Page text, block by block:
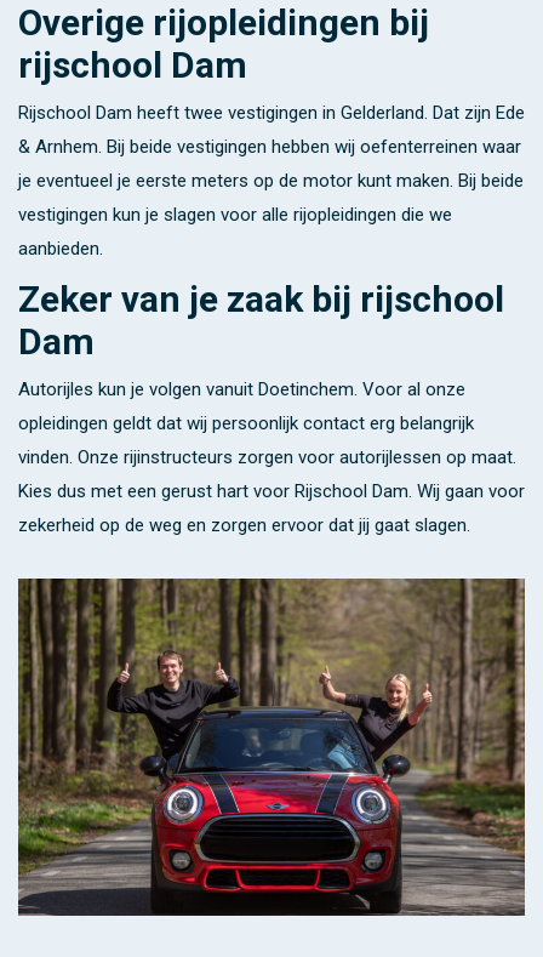
Overige rijopleidingen bij
rijschool Dam
Rijschool Dam heeft twee vestigingen in Gelderland. Dat zijn Ede
& Arnhem. Bij beide vestigingen hebben wij oefenterreinen waar
je eventueel je eerste meters op de motor kunt maken. Bij beide
vestigingen kun je slagen voor alle rijopleidingen die we
aanbieden.
Zeker van je zaak bij rijschool
Dam
Autorijles kun je volgen vanuit Doetinchem. Voor al onze
opleidingen geldt dat wij persoonlijk contact erg belangrijk
vinden. Onze rijinstructeurs zorgen voor autorijlessen op maat.
Kies dus met een gerust hart voor Rijschool Dam. Wij gaan voor
zekerheid op de weg en zorgen ervoor dat jij gaat slagen.